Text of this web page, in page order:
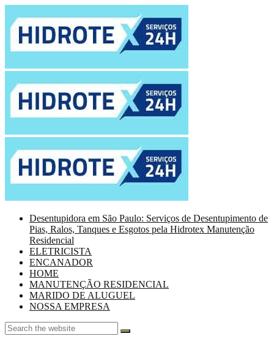
Desentupidora em São Paulo: Serviços de Desentupimento de
Pias, Ralos, Tanques e Esgotos pela Hidrotex Manutenção
Residencial
ELETRICISTA
ENCANADOR
HOME
MANUTENÇÃO RESIDENCIAL
MARIDO DE ALUGUEL
NOSSA EMPRESA